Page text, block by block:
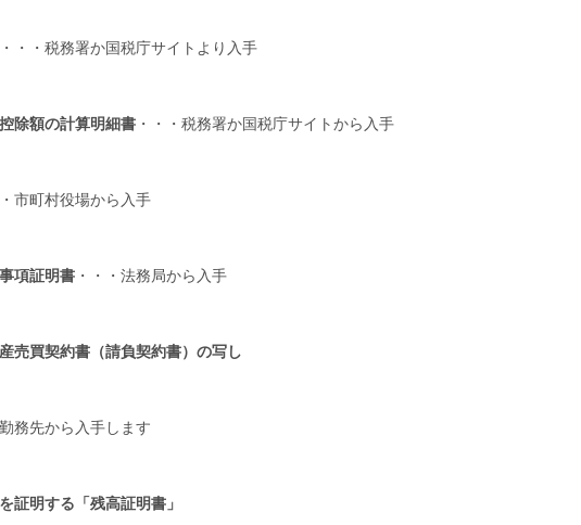
・・・税務署か国税庁サイトより入手
除額の計算明細書 ・・・税務署か国税庁サイトから入手
・市町村役場から入手
項証明書 ・・・法務局から入手
売買契約書（請負契約書）の写し
勤務先から入手します
証明する「残高証明書」